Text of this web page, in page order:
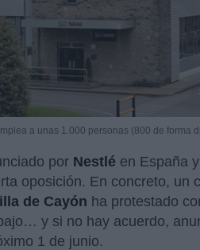
a unas 1.000 personas (800 de forma
por Nestlé en España
oposición. En concreto, un
de Cayón ha protestado
y si no hay acuerdo,
1 de junio.